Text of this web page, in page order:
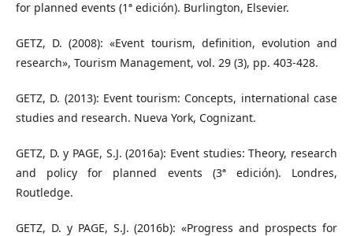
for planned events (1ª edición). Burlington, Elsevier.
GETZ, D. (2008): «Event tourism, definition, evolution and
research», Tourism Management, vol. 29 (3), pp. 403-428.
GETZ, D. (2013): Event tourism: Concepts, international case
studies and research. Nueva York, Cognizant.
GETZ, D. y PAGE, S.J. (2016a): Event studies: Theory, research
and policy for planned events (3ª edición). Londres,
Routledge.
GETZ, D. y PAGE, S.J. (2016b): «Progress and prospects for